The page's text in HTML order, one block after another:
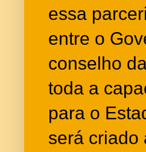
essa
entre o
conselho
toda a
para o
será criado